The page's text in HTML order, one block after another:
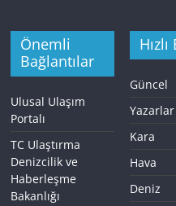
Önemli
Bağlantılar
Ulusal Ulaşım
Portalı
TC Ulaştırma
Denizcilik ve
Haberleşme
Bakanlığı
Güncel
Yazarlar
Kara
Hava
Deniz